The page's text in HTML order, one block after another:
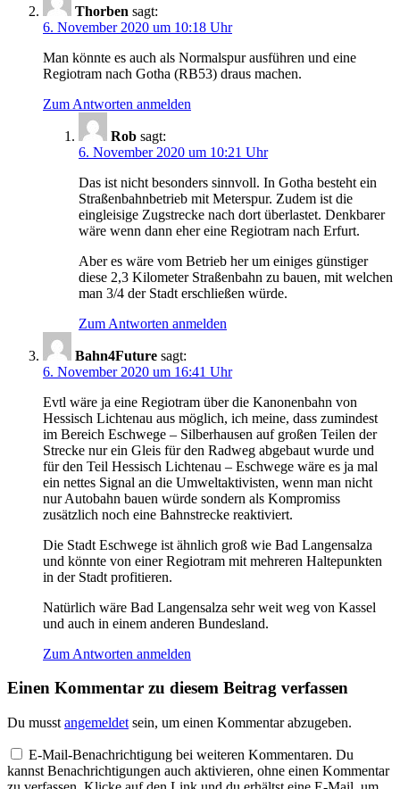
Thorben sagt:
6. November 2020 um 10:18 Uhr
Man könnte es auch als Normalspur ausführen und eine
Regiotram nach Gotha (RB53) draus machen.
Zum Antworten anmelden
Rob sagt:
6. November 2020 um 10:21 Uhr
Das ist nicht besonders sinnvoll. In Gotha besteht ein
Straßenbahnbetrieb mit Meterspur. Zudem ist die
eingleisige Zugstrecke nach dort überlastet. Denkbarer
wäre wenn dann eher eine Regiotram nach Erfurt.
Aber es wäre vom Betrieb her um einiges günstiger
diese 2,3 Kilometer Straßenbahn zu bauen, mit welchen
man 3/4 der Stadt erschließen würde.
Zum Antworten anmelden
Bahn4Future sagt:
6. November 2020 um 16:41 Uhr
Evtl wäre ja eine Regiotram über die Kanonenbahn von
Hessisch Lichtenau aus möglich, ich meine, dass zumindest
im Bereich Eschwege – Silberhausen auf großen Teilen der
Strecke nur ein Gleis für den Radweg abgebaut wurde und
für den Teil Hessisch Lichtenau – Eschwege wäre es ja mal
ein nettes Signal an die Umweltaktivisten, wenn man nicht
nur Autobahn bauen würde sondern als Kompromiss
zusätzlich noch eine Bahnstrecke reaktiviert.
Die Stadt Eschwege ist ähnlich groß wie Bad Langensalza
und könnte von einer Regiotram mit mehreren Haltepunkten
in der Stadt profitieren.
Natürlich wäre Bad Langensalza sehr weit weg von Kassel
und auch in einem anderen Bundesland.
Zum Antworten anmelden
Einen Kommentar zu diesem Beitrag verfassen
Du musst angemeldet sein, um einen Kommentar abzugeben.
E-Mail-Benachrichtigung bei weiteren Kommentaren. Du
kannst Benachrichtigungen auch aktivieren, ohne einen Kommentar